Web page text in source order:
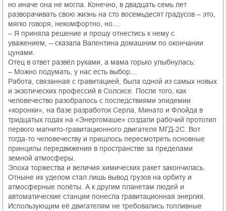
но иначе она не могла. Конечно, в двадцать семь лет
разворачивать свою жизнь на сто восемьдесят градусов – это,
мягко говоря, некомфортно, но…
– Я приняла решение и прошу отнестись к нему с
уважением, – сказала Валентина домашним по окончании
цунами.
Отец в ответ развёл руками, а мама горько улыбнулась:
– Можно подумать, у нас есть выбор…
Работа, связанная с гравитацией, была одной из самых новых
и экзотических профессий в Солсисе. После того, как
человечество разобралось с последствиями эпидемии
«коронки», на базе разработок Серла, Минато и Флойда в
тридцатых годах на «Энергомаше» создали рабочий прототип
первого магнито-гравитационного двигателя МГД-2С. Вот
тогда-то человечеству и пришлось пересмотреть основные
принципы передвижения в пространстве за пределами
земной атмосферы.
Эпоха торжества и величия химических ракет закончилась.
Отныне их уделом стал лишь вывод грузов на орбиту и
атмосферные полёты. А к другим планетам людей и
автоматические станции понесла гравитационная энергия.
Использующим её двигателям не требовались топливные